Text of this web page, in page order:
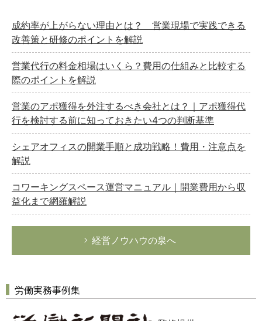
成約率が上がらない理由とは？ 営業現場で実践できる
改善策と研修のポイントを解説
営業代行の料金相場はいくら？費用の仕組みと比較する
際のポイントを解説
営業のアポ獲得を外注するべき会社とは？｜アポ獲得代
行を検討する前に知っておきたい4つの判断基準
シェアオフィスの開業手順と成功戦略！費用・注意点を
解説
コワーキングスペース運営マニュアル｜開業費用から収
益化まで網羅解説
経営ノウハウの泉へ
労働実務事例集